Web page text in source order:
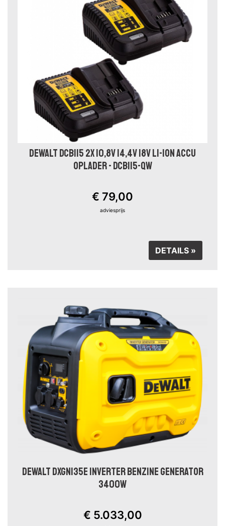
DEWALT DCB115 2X 10,8V 14,4V 18V LI-ION ACCU
OPLADER - DCB115-QW
€ 79,00
adviesprijs
DETAILS »
DEWALT DXGNI35E INVERTER BENZINE GENERATOR
3400W
€ 5.033,00